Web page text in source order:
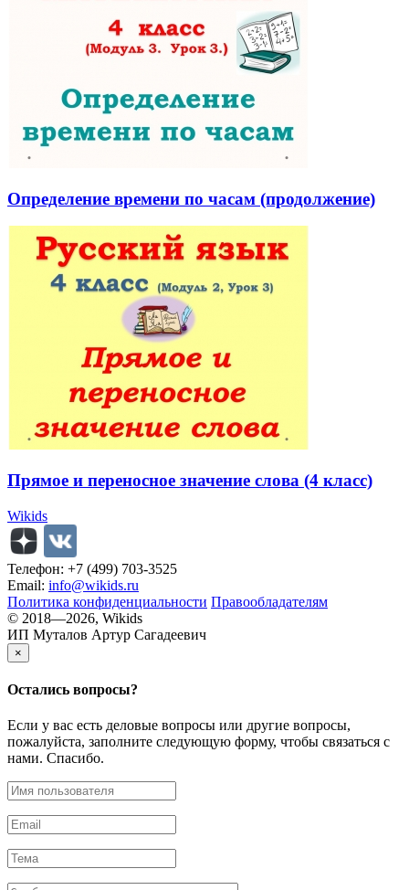
Определение времени по часам (продолжение)
Прямое и переносное значение слова (4 класс)
Wikids
Телефон: +7 (499) 703-3525
Email: info@wikids.ru
Политика конфиденциальности Правообладателям
© 2018—2026, Wikids
ИП Муталов Артур Сагадеевич
×
Остались вопросы?
Если у вас есть деловые вопросы или другие вопросы,
пожалуйста, заполните следующую форму, чтобы связаться с
нами. Спасибо.